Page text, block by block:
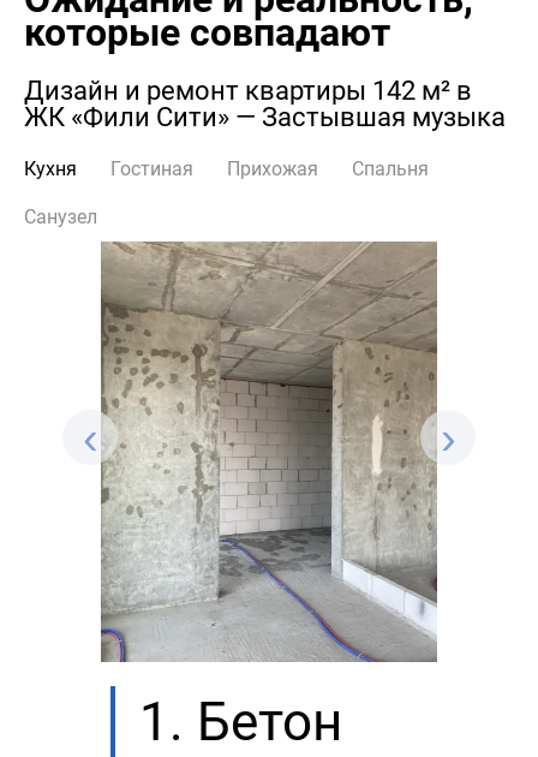
которые совпадают
Дизайн и ремонт квартиры 142 м² в
ЖК «Фили Сити» — Застывшая музыка
Кухня Гостиная Прихожая Спальня
Санузел
‹ ›
1. Бетон